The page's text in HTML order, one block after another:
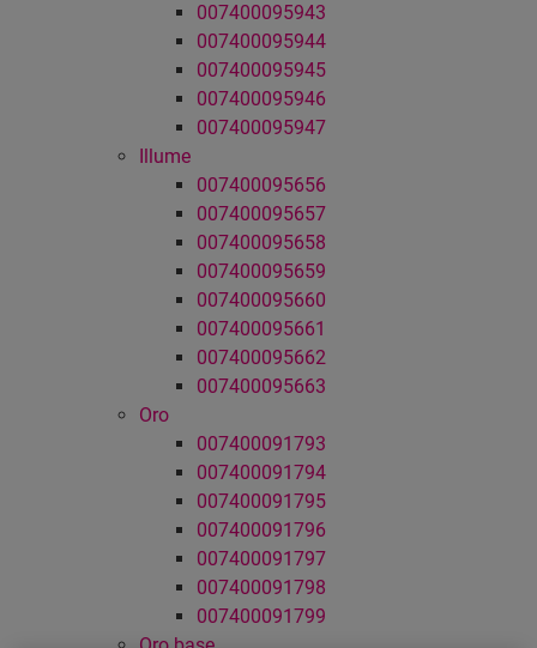
007400095943
007400095944
007400095945
007400095946
007400095947
Illume
007400095656
007400095657
007400095658
007400095659
007400095660
007400095661
007400095662
007400095663
Oro
007400091793
007400091794
007400091795
007400091796
007400091797
007400091798
007400091799